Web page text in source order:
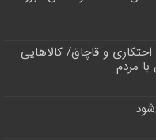
و قاچاق/ کالاهایی
‌مردم